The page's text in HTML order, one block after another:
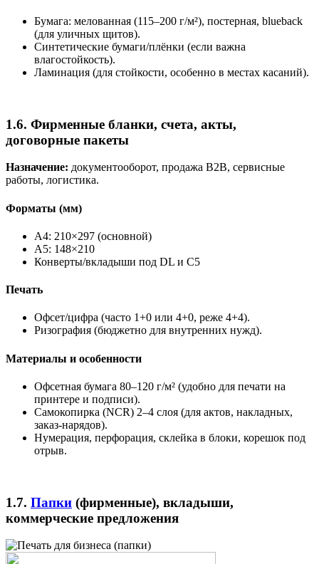
Бумага: мелованная (115–200 г/м²), постерная, blueback
(для уличных щитов).
Синтетические бумаги/плёнки (если важна
влагостойкость).
Ламинация (для стойкости, особенно в местах касаний).
1.6. Фирменные бланки, счета, акты,
договорные пакеты
Назначение: документооборот, продажа B2B, сервисные
работы, логистика.
Форматы (мм)
A4: 210×297 (основной)
A5: 148×210
Конверты/вкладыши под DL и C5
Печать
Офсет/цифра (часто 1+0 или 4+0, реже 4+4).
Ризография (бюджетно для внутренних нужд).
Материалы и особенности
Офсетная бумага 80–120 г/м² (удобно для печати на
принтере и подписи).
Самокопирка (NCR) 2–4 слоя (для актов, накладных,
заказ-нарядов).
Нумерация, перфорация, склейка в блоки, корешок под
отрыв.
1.7. Папки (фирменные), вкладыши,
коммерческие предложения